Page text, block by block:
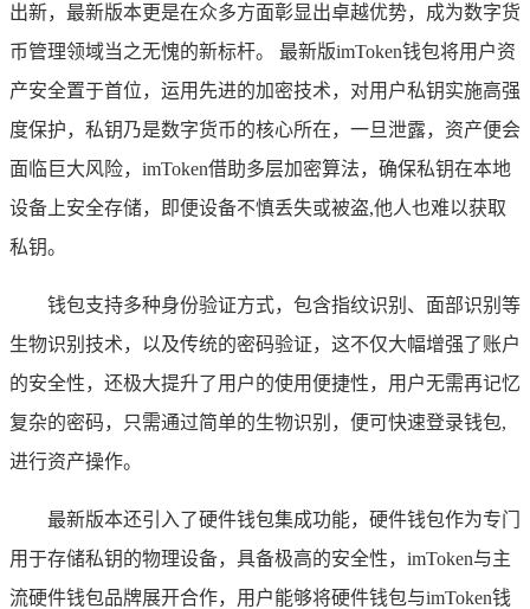
出新，最新版本更是在众多方面彰显出卓越优势，成为数字货
币管理领域当之无愧的新标杆。 最新版imToken钱包将用户资
产安全置于首位，运用先进的加密技术，对用户私钥实施高强
度保护，私钥乃是数字货币的核心所在，一旦泄露，资产便会
面临巨大风险，imToken借助多层加密算法，确保私钥在本地
设备上安全存储，即便设备不慎丢失或被盗,他人也难以获取
私钥。
钱包支持多种身份验证方式，包含指纹识别、面部识别等
生物识别技术，以及传统的密码验证，这不仅大幅增强了账户
的安全性，还极大提升了用户的使用便捷性，用户无需再记忆
复杂的密码，只需通过简单的生物识别，便可快速登录钱包,
进行资产操作。
最新版本还引入了硬件钱包集成功能，硬件钱包作为专门
用于存储私钥的物理设备，具备极高的安全性，imToken与主
流硬件钱包品牌展开合作，用户能够将硬件钱包与imToken钱